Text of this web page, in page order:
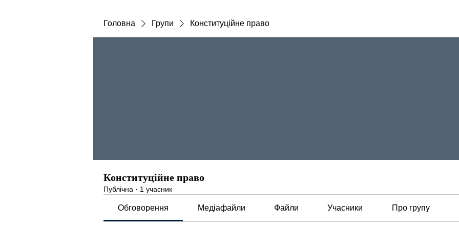
Головна Групи Конституційне право
Конституційне право
Публічна · 1 учасник
Обговорення Медіафайли Файли Учасники Про групу